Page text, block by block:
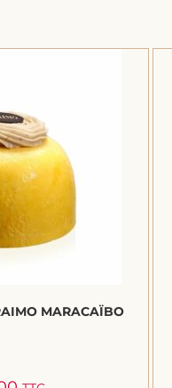
MARACAÏBO